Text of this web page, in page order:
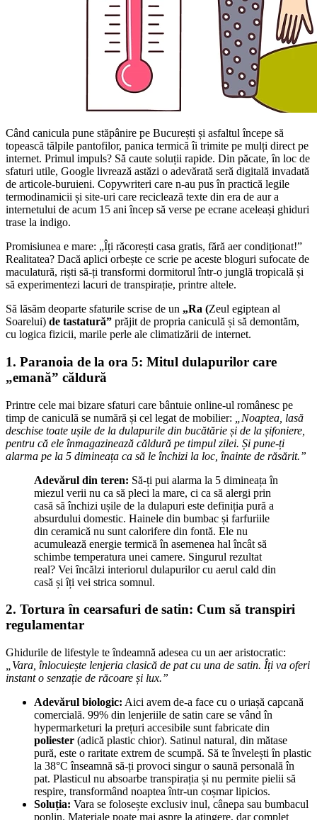
Când canicula pune stăpânire pe București și asfaltul începe să
topească tălpile pantofilor, panica termică îi trimite pe mulți direct pe
internet. Primul impuls? Să caute soluții rapide. Din păcate, în loc de
sfaturi utile, Google livrează astăzi o adevărată seră digitală invadată
de articole-buruieni. Copywriteri care n-au pus în practică legile
termodinamicii și site-uri care reciclează texte din era de aur a
internetului de acum 15 ani încep să verse pe ecrane aceleași ghiduri
trase la indigo.
Promisiunea e mare: „Îți răcorești casa gratis, fără aer condiționat!”
Realitatea? Dacă aplici orbește ce scrie pe aceste bloguri sufocate de
maculatură, riști să-ți transformi dormitorul într-o junglă tropicală și
să experimentezi lacuri de transpirație, printre altele.
Să lăsăm deoparte sfaturile scrise de un „Ra (Zeul egiptean al
Soarelui) de tastatură” prăjit de propria caniculă și să demontăm,
cu logica fizicii, marile perle ale climatizării de internet.
1. Paranoia de la ora 5: Mitul dulapurilor care
„emană” căldură
Printre cele mai bizare sfaturi care bântuie online-ul românesc pe
timp de caniculă se numără și cel legat de mobilier:
„Noaptea, lasă
deschise toate ușile de la dulapurile din bucătărie și de la șifoniere,
pentru că ele înmagazinează căldură pe timpul zilei. Și pune-ți
alarma pe la 5 dimineața ca să le închizi la loc, înainte de răsărit.”
Adevărul din teren: Să-ți pui alarma la 5 dimineața în
miezul verii nu ca să pleci la mare, ci ca să alergi prin
casă să închizi ușile de la dulapuri este definiția pură a
absurdului domestic. Hainele din bumbac și farfuriile
din ceramică nu sunt calorifere din fontă. Ele nu
acumulează energie termică în asemenea hal încât să
schimbe temperatura unei camere. Singurul rezultat
real? Vei încălzi interiorul dulapurilor cu aerul cald din
casă și îți vei strica somnul.
2. Tortura în cearsafuri de satin: Cum să transpiri
regulamentar
Ghidurile de lifestyle te îndeamnă adesea cu un aer aristocratic:
„Vara, înlocuiește lenjeria clasică de pat cu una de satin. Îți va oferi
instant o senzație de răcoare și lux.”
Adevărul biologic: Aici avem de-a face cu o uriașă capcană
comercială. 99% din lenjeriile de satin care se vând în
hypermarketuri la prețuri accesibile sunt fabricate din
poliester (adică plastic chior). Satinul natural, din mătase
pură, este o raritate extrem de scumpă. Să te învelești în plastic
la 38°C înseamnă să-ți provoci singur o saună personală în
pat. Plasticul nu absoarbe transpirația și nu permite pielii să
respire, transformând noaptea într-un coșmar lipicios.
Soluția: Vara se folosește exclusiv inul, cânepa sau bumbacul
poplin. Materiale poate mai aspre la atingere, dar complet